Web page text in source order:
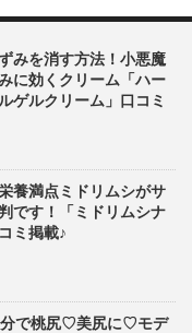
みを消す方法！小悪魔
に効くクリーム「ハー
ゲルクリーム」口コミ
養満点ミドリムシがサ
です！「ミドリムシナ
ミ掲載♪
分で桃尻♡美尻に♡モデ